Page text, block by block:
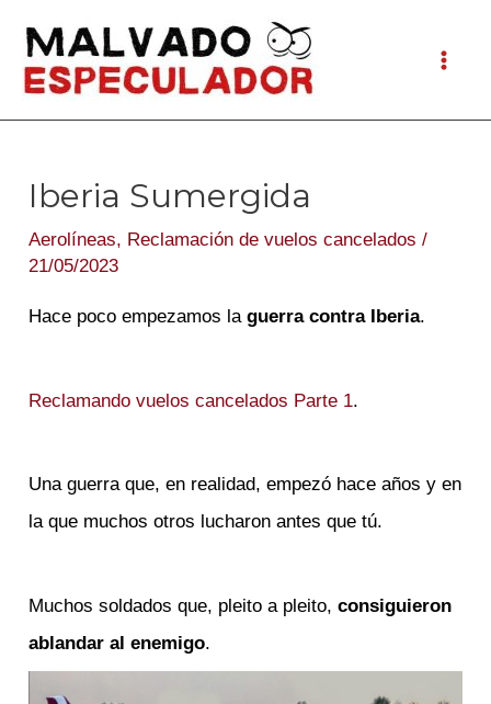
contenido
Iberia Sumergida
Aerolíneas, Reclamación de vuelos cancelados /
21/05/2023
Hace poco empezamos laguerra contra Iberia.
Reclamando vuelos cancelados Parte 1.
Una guerra que, en realidad, empezó hace años y en
la que muchos otros lucharon antes que tú.
Muchos soldados que, pleito a pleito,consiguieron
ablandar al enemigo.